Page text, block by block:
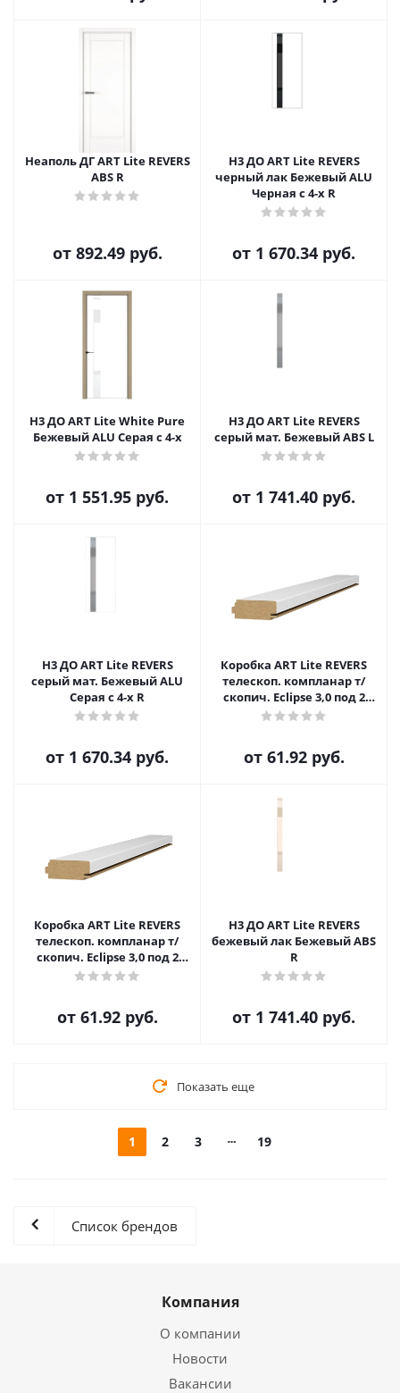
Неаполь ДГ ART Lite REVERS
ABS R
от 892.49 руб.
H3 ДО ART Lite REVERS
черный лак Бежевый ALU
Черная с 4-х R
от 1 670.34 руб.
H3 ДО ART Lite White Pure
Бежевый ALU Серая с 4-х
от 1 551.95 руб.
H3 ДО ART Lite REVERS
серый мат. Бежевый ABS L
от 1 741.40 руб.
H3 ДО ART Lite REVERS
серый мат. Бежевый ALU
Серая с 4-х R
от 1 670.34 руб.
Коробка ART Lite REVERS
телескоп. компланар т/
скопич. Eclipse 3,0 под 2
петли L (43) для п. 1800-2000
от 61.92 руб.
Коробка ART Lite REVERS
телескоп. компланар т/
скопич. Eclipse 3,0 под 2
петли R (43) для п. 1800-2000
от 61.92 руб.
H3 ДО ART Lite REVERS
бежевый лак Бежевый ABS
R
от 1 741.40 руб.
Показать еще
1 2 3 19
Список брендов
Компания
О компании
Новости
Вакансии